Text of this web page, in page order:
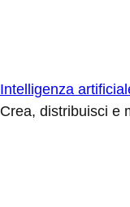
Intelligenza
Crea, distribuisci e